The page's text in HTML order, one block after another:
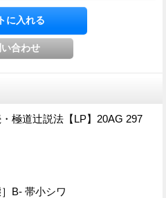
極道辻説法【LP】20AG 297
B- 帯小シワ